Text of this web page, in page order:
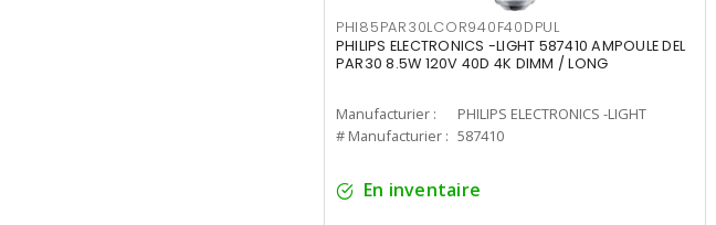
PHI85PAR30LCOR940F40DPUL
PHILIPS ELECTRONICS -LIGHT 587410 AMPOULE DEL
PAR30 8.5W 120V 40D 4K DIMM / LONG
Manufacturier :
PHILIPS ELECTRONICS -LIGHT
# Manufacturier : 587410
En inventaire